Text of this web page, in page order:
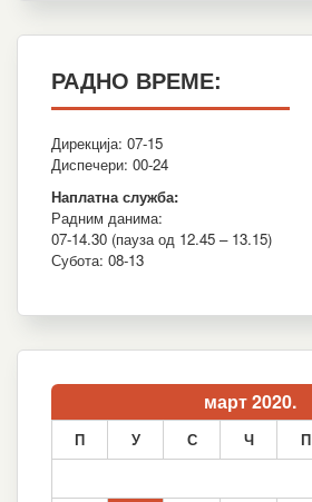
РАДНО ВРЕМЕ:
Дирекција: 07-15
Диспечери: 00-24
Наплатна служба:
Радним данима:
07-14.30 (пауза од 12.45 – 13.15)
Субота: 08-13
март 2020.
П У С Ч П